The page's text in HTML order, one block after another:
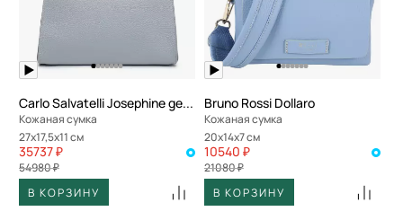
Carlo Salvatelli Josephine gemma
Кожаная сумка
27x17,5x11 см
35737 ₽
54980 ₽
В КОРЗИНУ
Bruno Rossi Dollaro
Кожаная сумка
20x14x7 см
10540 ₽
21080 ₽
В КОРЗИНУ